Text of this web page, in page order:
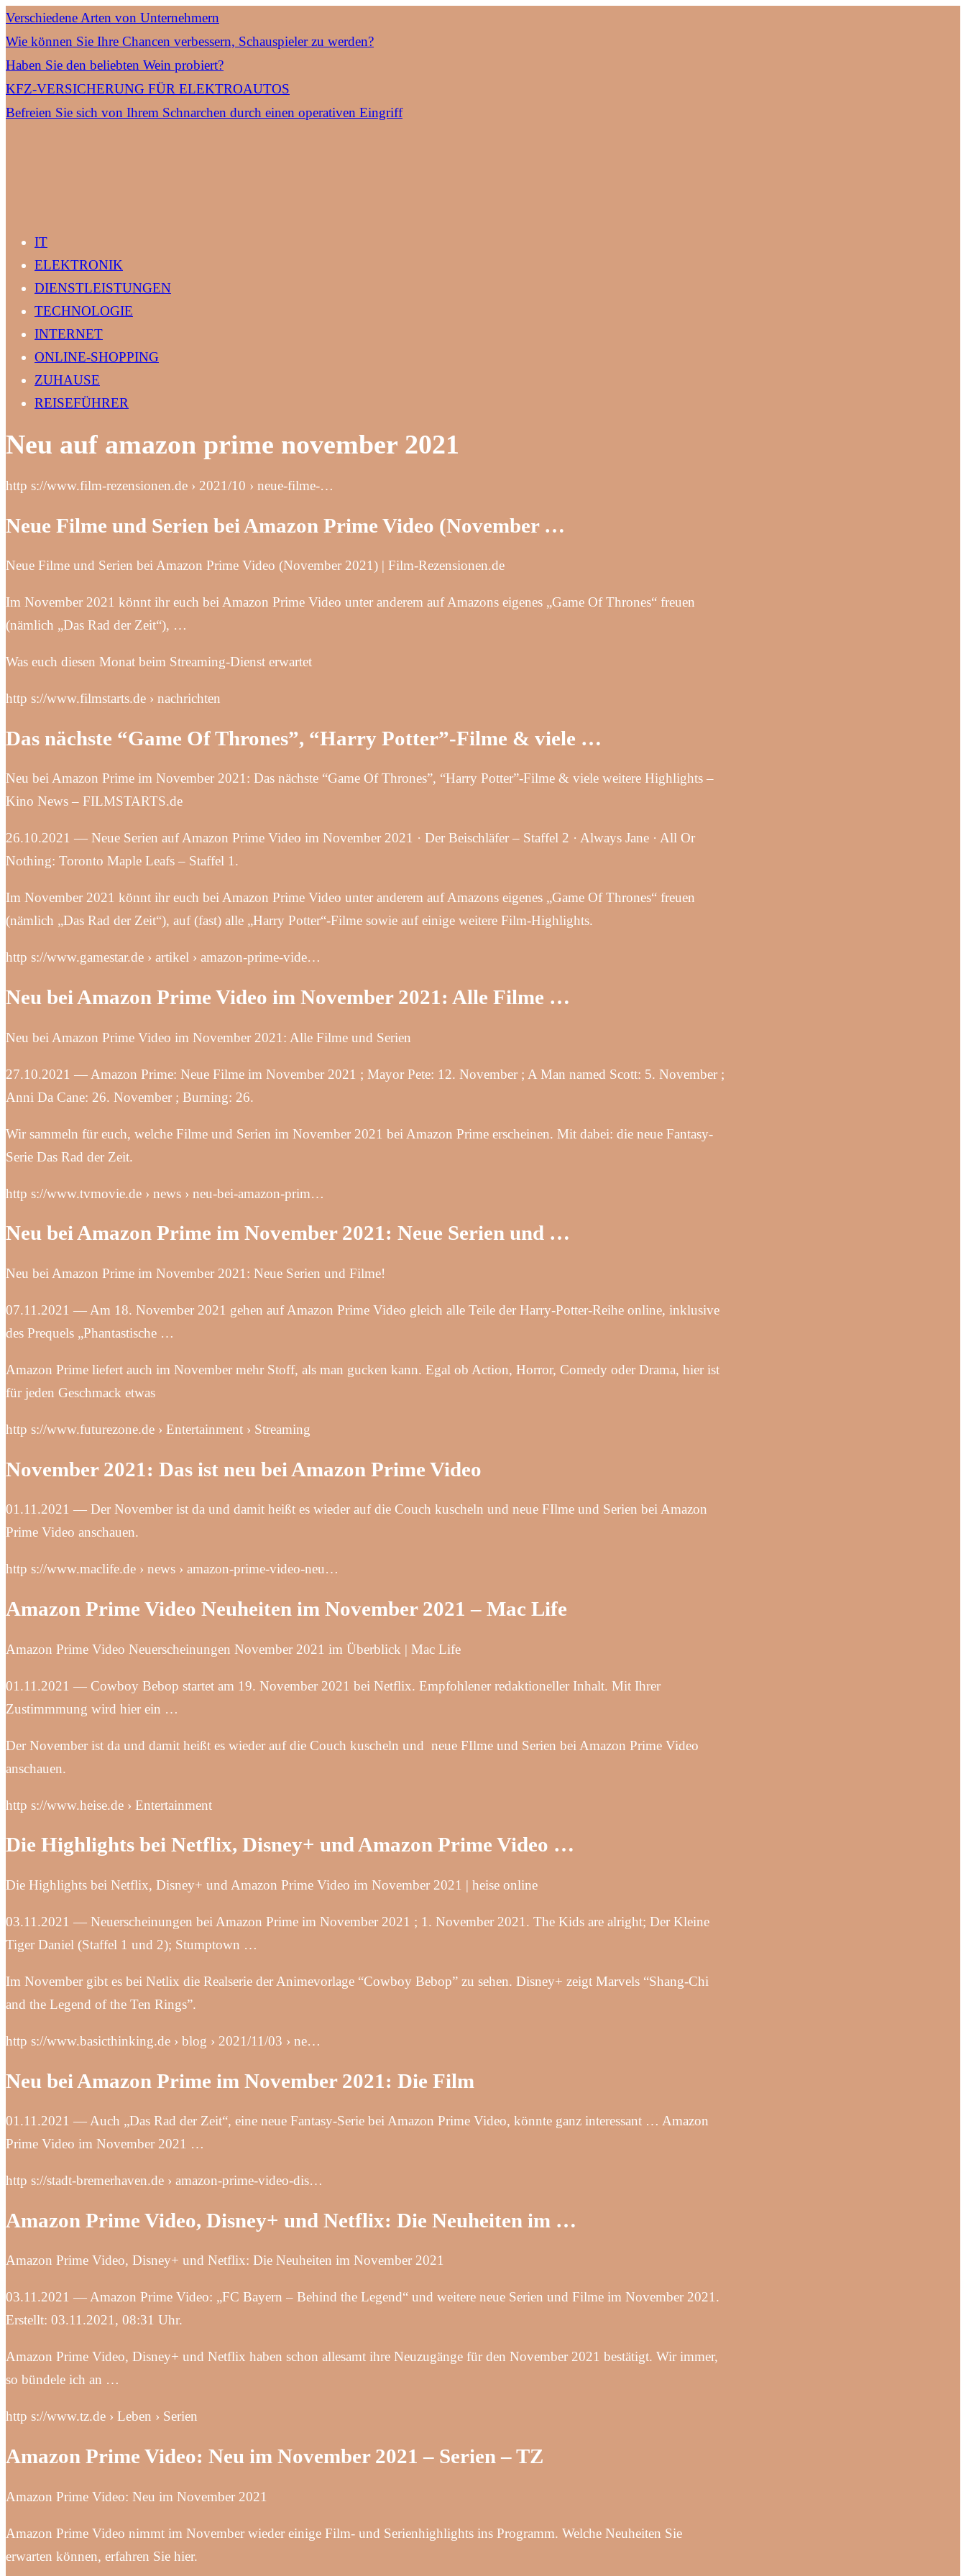
Verschiedene Arten von Unternehmern
Wie können Sie Ihre Chancen verbessern, Schauspieler zu werden?
Haben Sie den beliebten Wein probiert?
KFZ-VERSICHERUNG FÜR ELEKTROAUTOS
Befreien Sie sich von Ihrem Schnarchen durch einen operativen Eingriff
IT
ELEKTRONIK
DIENSTLEISTUNGEN
TECHNOLOGIE
INTERNET
ONLINE-SHOPPING
ZUHAUSE
REISEFÜHRER
Neu auf amazon prime november 2021
http s://www.film-rezensionen.de › 2021/10 › neue-filme-…
Neue Filme und Serien bei Amazon Prime Video (November …
Neue Filme und Serien bei Amazon Prime Video (November 2021) | Film-Rezensionen.de
Im November 2021 könnt ihr euch bei Amazon Prime Video unter anderem auf Amazons eigenes „Game Of Thrones“ freuen
(nämlich „Das Rad der Zeit“), …
Was euch diesen Monat beim Streaming-Dienst erwartet
http s://www.filmstarts.de › nachrichten
Das nächste “Game Of Thrones”, “Harry Potter”-Filme & viele …
Neu bei Amazon Prime im November 2021: Das nächste “Game Of Thrones”, “Harry Potter”-Filme & viele weitere Highlights –
Kino News – FILMSTARTS.de
26.10.2021 — Neue Serien auf Amazon Prime Video im November 2021 · Der Beischläfer – Staffel 2 · Always Jane · All Or
Nothing: Toronto Maple Leafs – Staffel 1.
Im November 2021 könnt ihr euch bei Amazon Prime Video unter anderem auf Amazons eigenes „Game Of Thrones“ freuen
(nämlich „Das Rad der Zeit“), auf (fast) alle „Harry Potter“-Filme sowie auf einige weitere Film-Highlights.
http s://www.gamestar.de › artikel › amazon-prime-vide…
Neu bei Amazon Prime Video im November 2021: Alle Filme …
Neu bei Amazon Prime Video im November 2021: Alle Filme und Serien
27.10.2021 — Amazon Prime: Neue Filme im November 2021 ; Mayor Pete: 12. November ; A Man named Scott: 5. November ;
Anni Da Cane: 26. November ; Burning: 26.
Wir sammeln für euch, welche Filme und Serien im November 2021 bei Amazon Prime erscheinen. Mit dabei: die neue Fantasy-
Serie Das Rad der Zeit.
http s://www.tvmovie.de › news › neu-bei-amazon-prim…
Neu bei Amazon Prime im November 2021: Neue Serien und …
Neu bei Amazon Prime im November 2021: Neue Serien und Filme!
07.11.2021 — Am 18. November 2021 gehen auf Amazon Prime Video gleich alle Teile der Harry-Potter-Reihe online, inklusive
des Prequels „Phantastische …
Amazon Prime liefert auch im November mehr Stoff, als man gucken kann. Egal ob Action, Horror, Comedy oder Drama, hier ist
für jeden Geschmack etwas
http s://www.futurezone.de › Entertainment › Streaming
November 2021: Das ist neu bei Amazon Prime Video
01.11.2021 — Der November ist da und damit heißt es wieder auf die Couch kuscheln und neue FIlme und Serien bei Amazon
Prime Video anschauen.
http s://www.maclife.de › news › amazon-prime-video-neu…
Amazon Prime Video Neuheiten im November 2021 – Mac Life
Amazon Prime Video Neuerscheinungen November 2021 im Überblick | Mac Life
01.11.2021 — Cowboy Bebop startet am 19. November 2021 bei Netflix. Empfohlener redaktioneller Inhalt. Mit Ihrer
Zustimmmung wird hier ein …
Der November ist da und damit heißt es wieder auf die Couch kuscheln und neue FIlme und Serien bei Amazon Prime Video
anschauen.
http s://www.heise.de › Entertainment
Die Highlights bei Netflix, Disney+ und Amazon Prime Video …
Die Highlights bei Netflix, Disney+ und Amazon Prime Video im November 2021 | heise online
03.11.2021 — Neuerscheinungen bei Amazon Prime im November 2021 ; 1. November 2021. The Kids are alright; Der Kleine
Tiger Daniel (Staffel 1 und 2); Stumptown …
Im November gibt es bei Netlix die Realserie der Animevorlage “Cowboy Bebop” zu sehen. Disney+ zeigt Marvels “Shang-Chi
and the Legend of the Ten Rings”.
http s://www.basicthinking.de › blog › 2021/11/03 › ne…
Neu bei Amazon Prime im November 2021: Die Film
01.11.2021 — Auch „Das Rad der Zeit“, eine neue Fantasy-Serie bei Amazon Prime Video, könnte ganz interessant … Amazon
Prime Video im November 2021 …
http s://stadt-bremerhaven.de › amazon-prime-video-dis…
Amazon Prime Video, Disney+ und Netflix: Die Neuheiten im …
Amazon Prime Video, Disney+ und Netflix: Die Neuheiten im November 2021
03.11.2021 — Amazon Prime Video: „FC Bayern – Behind the Legend“ und weitere neue Serien und Filme im November 2021.
Erstellt: 03.11.2021, 08:31 Uhr.
Amazon Prime Video, Disney+ und Netflix haben schon allesamt ihre Neuzugänge für den November 2021 bestätigt. Wir immer,
so bündele ich an …
http s://www.tz.de › Leben › Serien
Amazon Prime Video: Neu im November 2021 – Serien – TZ
Amazon Prime Video: Neu im November 2021
Amazon Prime Video nimmt im November wieder einige Film- und Serienhighlights ins Programm. Welche Neuheiten Sie
erwarten können, erfahren Sie hier.